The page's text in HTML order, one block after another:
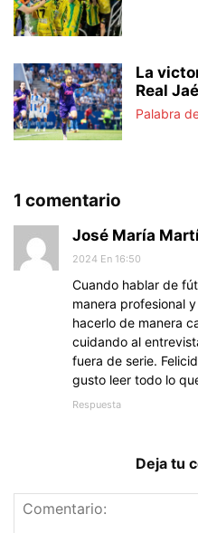
La
Real
Palabra
1 comentario
José María
2024 En 16:50
Cuando hablar de
manera profesional
hacerlo de manera
cuidando al
fuera de serie.
gusto leer todo lo
Respuesta
Deja tu